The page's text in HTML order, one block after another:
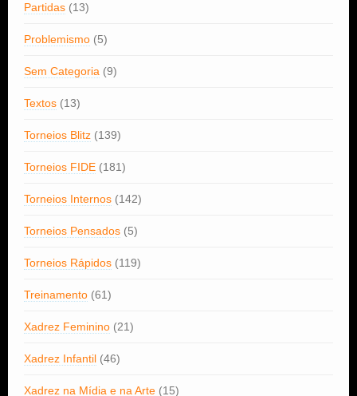
Partidas (13)
Problemismo (5)
Sem Categoria (9)
Textos (13)
Torneios Blitz (139)
Torneios FIDE (181)
Torneios Internos (142)
Torneios Pensados (5)
Torneios Rápidos (119)
Treinamento (61)
Xadrez Feminino (21)
Xadrez Infantil (46)
Xadrez na Mídia e na Arte (15)